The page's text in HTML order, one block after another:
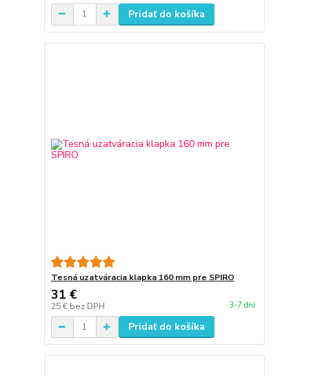
Pridať do košíka
Tesná uzatváracia klapka 160 mm pre SPIRO
31 €
25 € bez DPH 3-7 dní
Pridať do košíka